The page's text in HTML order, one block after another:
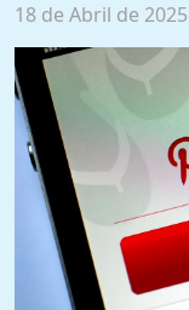
18 de Abril de 2025